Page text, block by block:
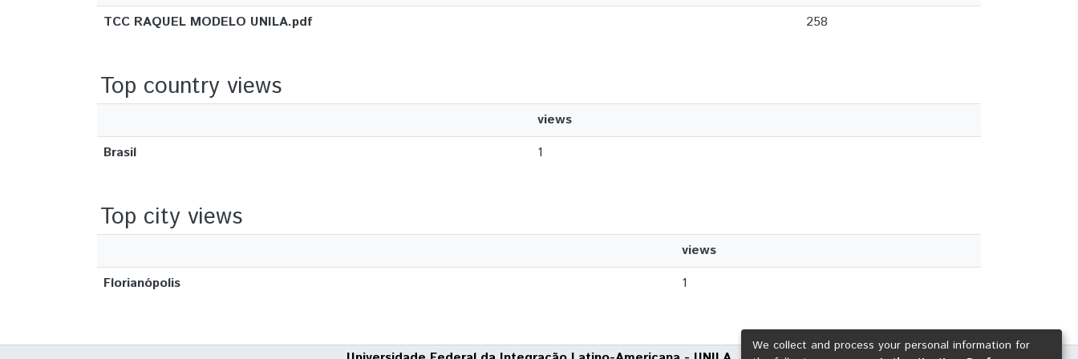
TCC RAQUEL MODELO UNILA.pdf
258
Top country views
views
Brasil
1
Top city views
views
Florianópolis
1
We collect and process your personal information for